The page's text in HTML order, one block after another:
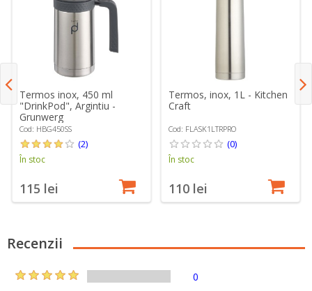
Termos inox, 450 ml
"DrinkPod", Argintiu -
Grunwerg
Cod: HBG450SS
(2)
În stoc
115 lei
Termos, inox, 1L - Kitchen
Craft
Cod: FLASK1LTRPRO
(0)
În stoc
110 lei
Recenzii
0